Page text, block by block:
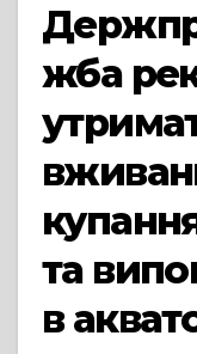
жба
та
в